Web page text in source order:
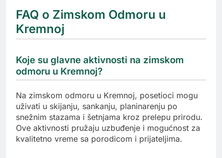
FAQ o Zimskom Odmoru u
Kremnoj
Koje su glavne aktivnosti na zimskom
odmoru u Kremnoj?
Na zimskom odmoru u Kremnoj, posetioci mogu
uživati u skijanju, sankanju, planinarenju po
snežnim stazama i šetnjama kroz prelepu prirodu.
Ove aktivnosti pružaju uzbuđenje i mogućnost za
kvalitetno vreme sa porodicom i prijateljima.